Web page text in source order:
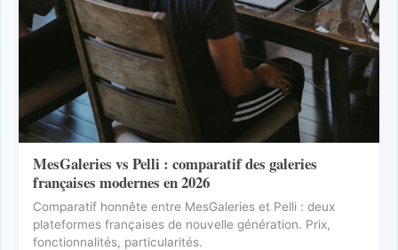
MesGaleries vs Pelli : comparatif des galeries
françaises modernes en 2026
Comparatif honnête entre MesGaleries et Pelli : deux
plateformes françaises de nouvelle génération. Prix,
fonctionnalités, particularités.